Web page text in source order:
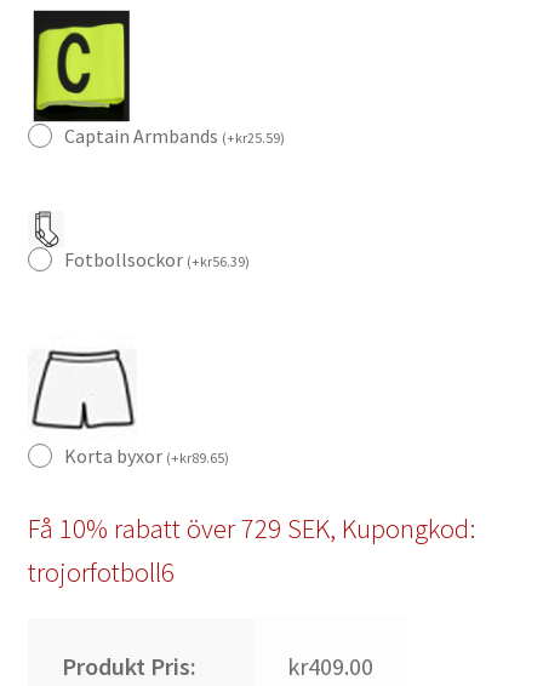
10
mängd
Captain Armbands (+kr25.59)
Fotbollsockor (+kr56.39)
Korta byxor (+kr89.65)
Få 10% rabatt över 729 SEK, Kupongkod:
trojorfotboll6
Produkt Pris: kr409.00